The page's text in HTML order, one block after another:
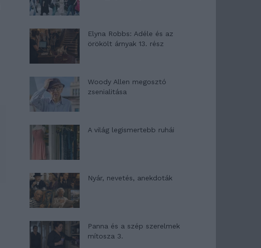
Elyna Robbs: Adéle és az
örökölt árnyak 13. rész
Woody Allen megosztó
zsenialitása
A világ legismertebb ruhái
Nyár, nevetés, anekdoták
Panna és a szép szerelmek
mítosza 3.